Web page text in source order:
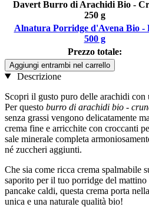
Davert Burro di Arachidi Bio -
250 g
Alnatura Porridge d'Avena Bio -
500 g
Prezzo totale:
Aggiungi entrambi nel carrello
Descrizione
Scopri il gusto puro delle arachidi con
Per questo burro di arachidi bio -
senza grassi vengono delicatamente
crema fine e arricchite con croccanti
sale minerale completa
né zuccheri aggiunti.
Che sia come ricca crema spalmabile
saporito per il tuo porridge del mattino
pancake caldi, questa crema porta
unica e una naturale qualità bio!